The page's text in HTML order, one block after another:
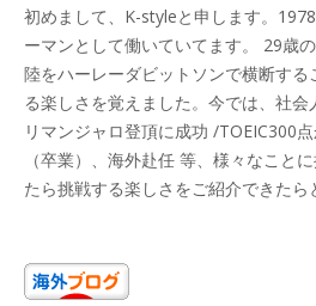
初めまして、K-styleと申します。
ーマンとして働いていてます。 29歳
陸をハーレーダビットソンで横断す
る楽しさを覚えました。今では、社
リマンジャロ登頂に成功 /TOEIC300
（卒業）、海外赴任 等、様々なこと
たら挑戦する楽しさをご紹介できたら